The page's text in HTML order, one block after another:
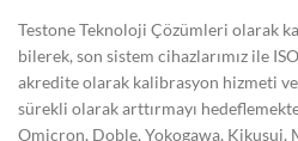
Testone Teknoloji Çözümleri olarak
bilerek, son sistem cihazlarımız ile
akredite olarak kalibrasyon hizmeti
sürekli olarak arttırmayı
Omicron, Doble, Yokogawa, Kikusui,